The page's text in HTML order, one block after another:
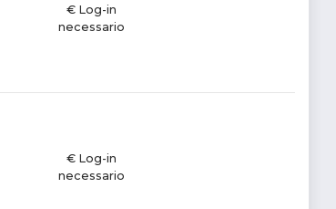
€ Log-in
necessario
€ Log-in
necessario